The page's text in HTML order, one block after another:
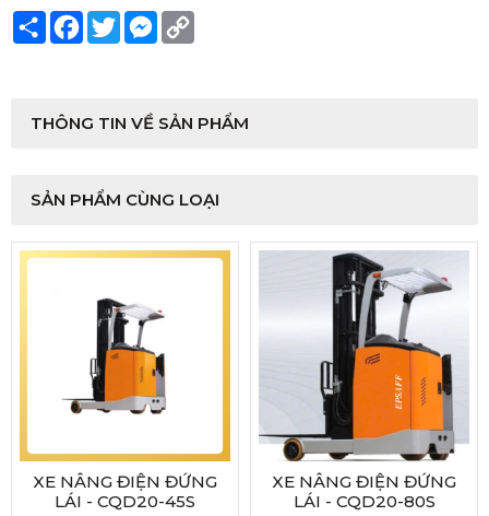
ShareFacebook
TwitterMessenger
THÔNG TIN VỀ SẢN PHẨM
SẢN PHẨM CÙNG LOẠI
XE NÂNG ĐIỆN ĐỨNG
LÁI - CQD20-45S
XE NÂNG ĐIỆN ĐỨNG
LÁI - CQD20-80S